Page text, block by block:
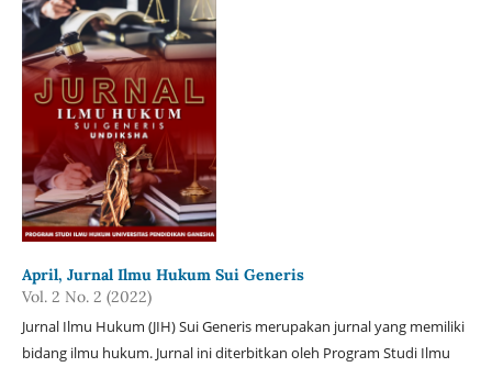
April, Jurnal Ilmu Hukum Sui Generis
Vol. 2 No. 2 (2022)
Jurnal Ilmu Hukum (JIH) Sui Generis merupakan jurnal yang memiliki
bidang ilmu hukum. Jurnal ini diterbitkan oleh Program Studi Ilmu